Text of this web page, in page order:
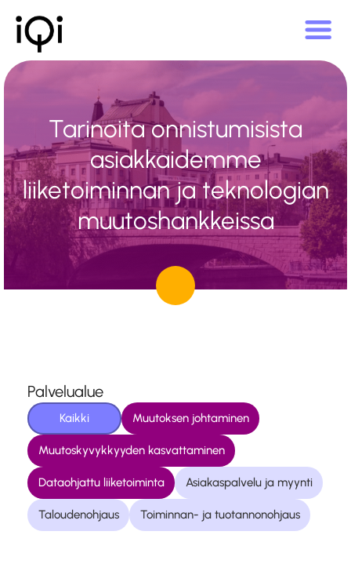
Tarinoita onnistumisista
asiakkaidemme
liiketoiminnan ja teknologian
muutoshankkeissa
Palvelualue
Kaikki Muutoksen johtaminen
Muutoskyvykkyyden kasvattaminen
Dataohjattu liiketoiminta Asiakaspalvelu ja myynti
Taloudenohjaus Toiminnan- ja tuotannonohjaus